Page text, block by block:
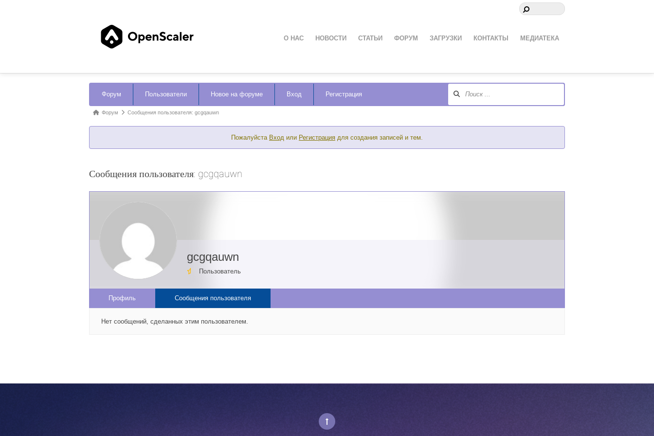
О НАС НОВОСТИ СТАТЬИ ФОРУМ ЗАГРУЗКИ КОНТАКТЫ МЕДИАТЕКА
Форума
Форум Пользователи Новое на форуме Вход Регистрация
Форум
Вы
Форум Сообщения пользователя: gcgqauwn
Пожалуйста Вход или Регистрация для создания записей и тем.
Сообщения пользователя: gcgqauwn
gcgqauwn
Пользователь
Профиль Сообщения пользователя
Нет сообщений, сделанных этим пользователем.